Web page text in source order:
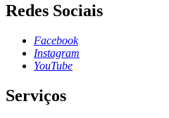
Redes Sociais
Facebook
Instagram
YouTube
Serviços